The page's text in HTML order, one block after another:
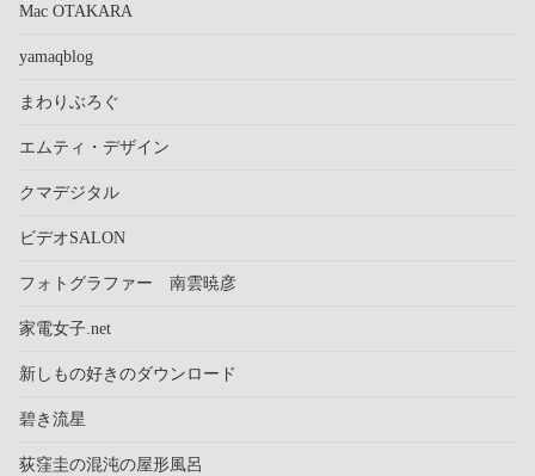
Mac OTAKARA
yamaqblog
まわりぶろぐ
エムティ・デザイン
クマデジタル
ビデオSALON
フォトグラファー 南雲暁彦
家電女子.net
新しもの好きのダウンロード
碧き流星
荻窪圭の混沌の屋形風呂